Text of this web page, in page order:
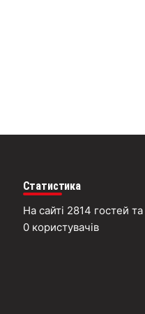
Статистика
На сайті 2814 гостей та
0 користувачів